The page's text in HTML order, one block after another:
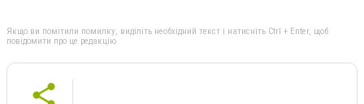
Якщо ви помітили помилку, виділіть необхідний текст і натисніть Ctrl + Enter, щоб
повідомити про це редакцію